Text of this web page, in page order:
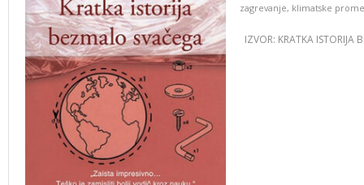
zagrevanje, klimatske
IZVOR: KRATKA